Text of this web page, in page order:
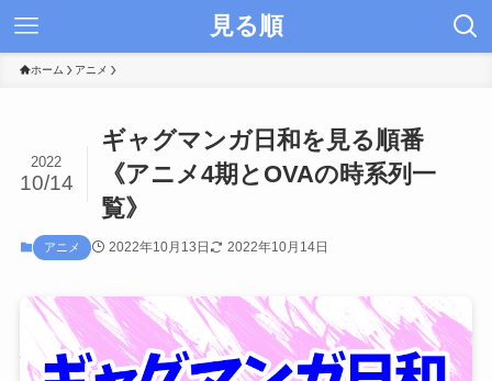
見る順
ホーム アニメ
ギャグマンガ日和を見る順番
《アニメ4期とOVAの時系列一
覧》
2022
10/14
アニメ 2022年10月13日 2022年10月14日